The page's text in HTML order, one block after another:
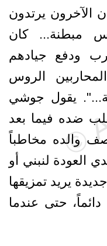
الآخرون يرتدون
مبطنة... كان
ودفع جيادهم
الروس
يقول جوشي
ضده فيما بعد
والده مخاطباً
العودة لنبني أو
يريد تمزيقها
حتى عندما